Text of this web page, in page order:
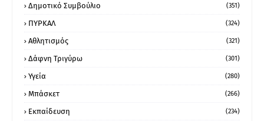
Δημοτικό Συμβούλιο (351)
ΠΥΡΚΑΛ (324)
Αθλητισμός (321)
Δάφνη Τριγύρω (301)
Υγεία (280)
Μπάσκετ (266)
Εκπαίδευση (234)